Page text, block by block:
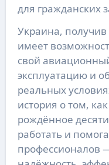
для гражданских
Украина, получив
имеет
свой
эксплуатацию и
реальных
история о том,
рождённое
работать и
профессионалов